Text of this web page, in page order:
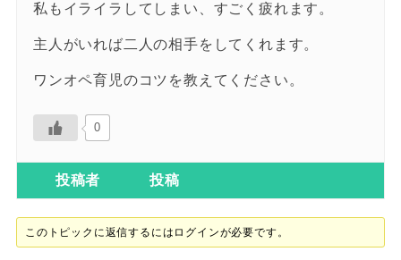
私もイライラしてしまい、すごく疲れます。
主人がいれば二人の相手をしてくれます。
ワンオペ育児のコツを教えてください。
0
投稿者 投稿
このトピックに返信するにはログインが必要です。